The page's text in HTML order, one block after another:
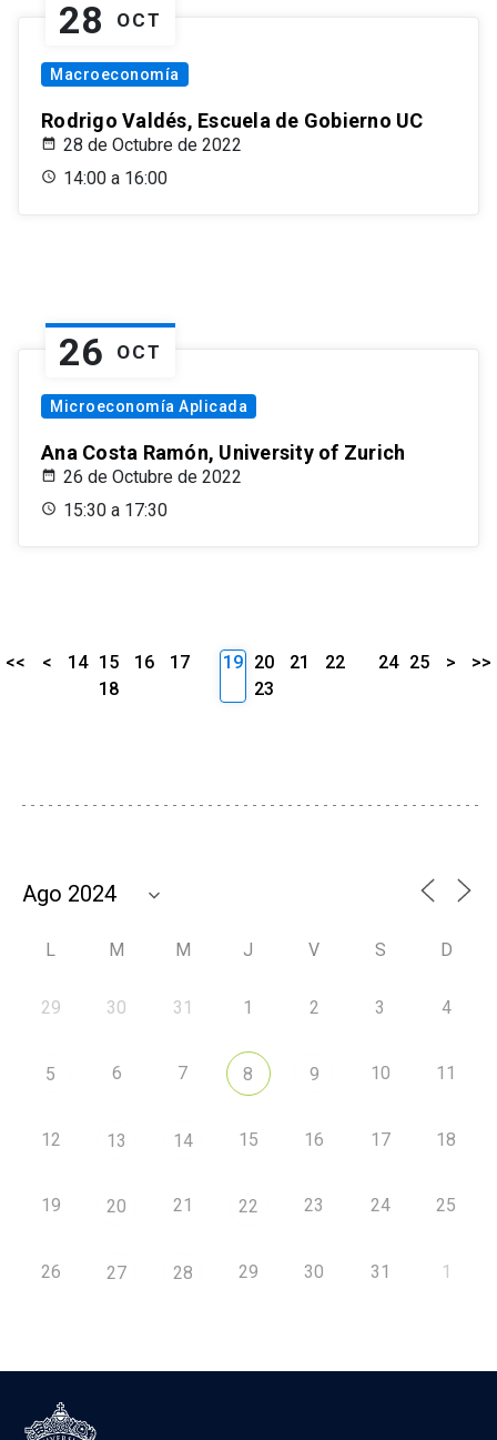
28 OCT
Macroeconomía
Rodrigo Valdés, Escuela de Gobierno UC
28 de Octubre de 2022
14:00 a 16:00
26 OCT
Microeconomía Aplicada
Ana Costa Ramón, University of Zurich
26 de Octubre de 2022
15:30 a 17:30
<< < 14 15 16
17
18
19 20 21
22
23
24 25 > >>
L M M J V S D
29 30 31 1 2 3 4
5 6 7 8 9 10 11
12 13 14 15 16 17 18
19 20 21 22 23 24 25
26 27 28 29 30 31 1